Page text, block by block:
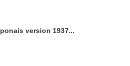
version 1937...